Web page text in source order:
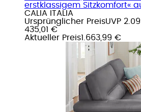
erstklassigem Sitzkomfort«
CALIA ITALIA
Ursprünglicher PreisUVP
435,01 €
Aktueller Preis1.663,99 €